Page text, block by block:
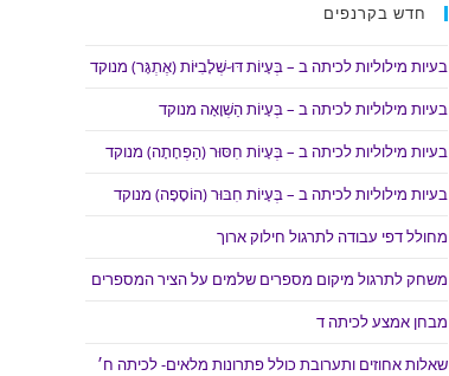
חדש בקרנפים
בעיות מילוליות לכיתה ב – בְּעָיוֹת דּוּ-שְׁלָבִיּוֹת (אֶתְגָּר) מנוקד
בעיות מילוליות לכיתה ב – בְּעָיוֹת הַשְׁוָאָה מנוקד
בעיות מילוליות לכיתה ב – בְּעָיוֹת חִסּוּר (הַפְחָתָה) מנוקד
בעיות מילוליות לכיתה ב – בְּעָיוֹת חִבּוּר (הוֹסָפָה) מנוקד
מחולל דפי עבודה לתרגול חילוק ארוך
משחק לתרגול מיקום מספרים שלמים על הציר המספרים
מבחן אמצע לכיתה ד
שאלות אחוזים ותערובת כולל פתרונות מלאים- לכיתה ח׳